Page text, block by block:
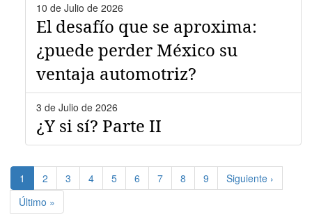
10 de Julio de 2026
El desafío que se aproxima:
¿puede perder México su
ventaja automotriz?
3 de Julio de 2026
¿Y si sí? Parte II
Paginación
Página
actual
1 Page
2 Page
3 Page
4 Page
5 Page
6 Page
7 Page
8 Page
9
Siguiente
página
Siguiente ›
Última
página
Último »